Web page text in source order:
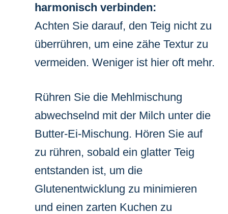
harmonisch verbinden:
Achten Sie darauf, den Teig nicht zu
überrühren, um eine zähe Textur zu
vermeiden. Weniger ist hier oft mehr.
Rühren Sie die Mehlmischung
abwechselnd mit der Milch unter die
Butter-Ei-Mischung. Hören Sie auf
zu rühren, sobald ein glatter Teig
entstanden ist, um die
Glutenentwicklung zu minimieren
und einen zarten Kuchen zu